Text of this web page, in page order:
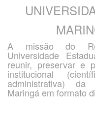
A missão do
Universidade
reunir, preservar e
institucional
administrativa) da
Maringá em formato